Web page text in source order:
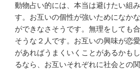
動物占い的には、本当は避けたい組
す。お互いの個性が強いためになか
ができなさそうです。無理をしても
そうな２人です。お互いの興味が恋
があればうまくいくことがあるかも
るなら、お互いそれぞれに社会との